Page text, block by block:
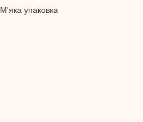
М'яка упаковка